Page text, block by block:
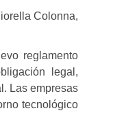
Colonna,
reglamento
legal,
Las empresas
tecnológico